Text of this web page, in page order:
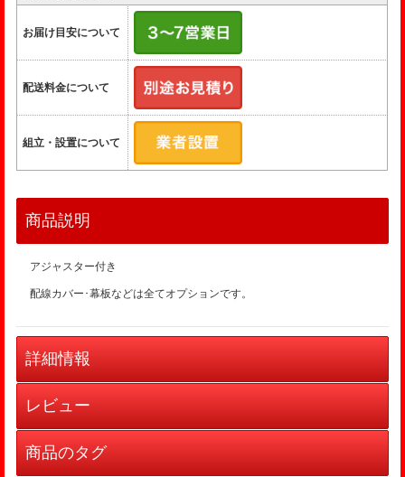
お届け目安について
配送料金について
組立・設置について
商品説明
アジャスター付き
配線カバー･幕板などは全てオプションです。
詳細情報
レビュー
商品のタグ